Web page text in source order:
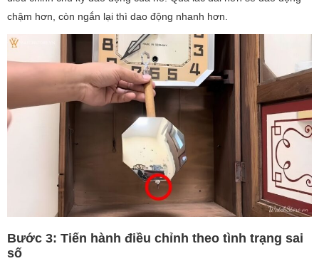
chậm hơn, còn ngắn lại thì dao động nhanh hơn.
Bước 3: Tiến hành điều chỉnh theo tình trạng sai
số